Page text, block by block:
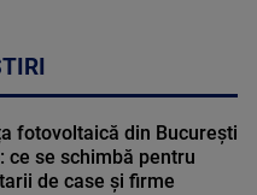
fotovoltaică din București
ce se schimbă pentru
de case și firme